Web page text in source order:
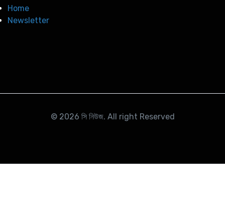
Home
Newsletter
© 2026 সি নিউজ. All right Reserved